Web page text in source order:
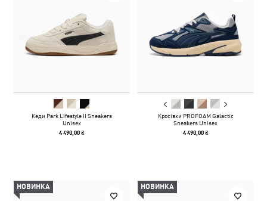
Кеди Park Lifestyle II Sneakers
Unisex
4 490,00 ₴
Кросівки PROFOAM Galactic
Sneakers Unisex
4 490,00 ₴
НОВИНКА НОВИНКА